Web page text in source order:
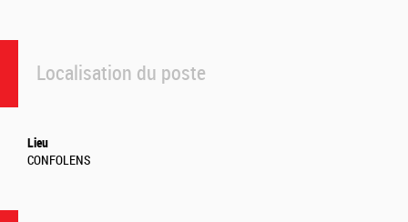
Localisation du poste
Lieu
CONFOLENS